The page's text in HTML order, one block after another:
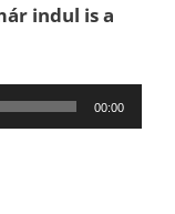
indul is a
00:00